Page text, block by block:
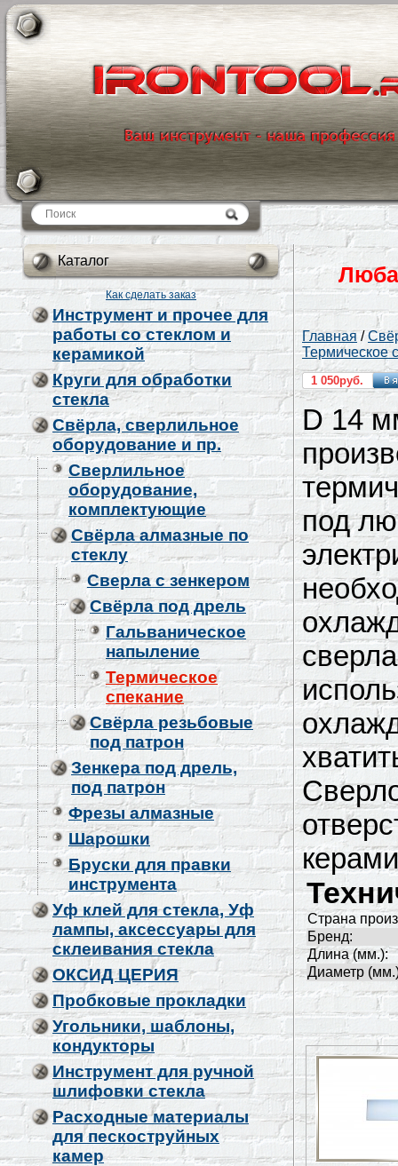
Каталог
Каталог
Как сделать заказ
Инструмент и прочее для
работы со стеклом и
керамикой
Круги для обработки
стекла
Свёрла, сверлильное
оборудование и пр.
Сверлильное
оборудование,
комплектующие
Свёрла алмазные по
стеклу
Сверла с зенкером
Свёрла под дрель
Гальваническое
напыление
Термическое
спекание
Свёрла резьбовые
под патрон
Зенкера под дрель,
под патрон
Фрезы алмазные
Шарошки
Бруски для правки
инструмента
Уф клей для стекла, Уф
лампы, аксессуары для
склеивания стекла
ОКСИД ЦЕРИЯ
Пробковые прокладки
Угольники, шаблоны,
кондукторы
Инструмент для ручной
шлифовки стекла
Расходные материалы
для пескоструйных
камер
Главная/
Термическое
1 050руб.
D 14
под
Страна
Бренд:
Длина (мм.):
Диаметр